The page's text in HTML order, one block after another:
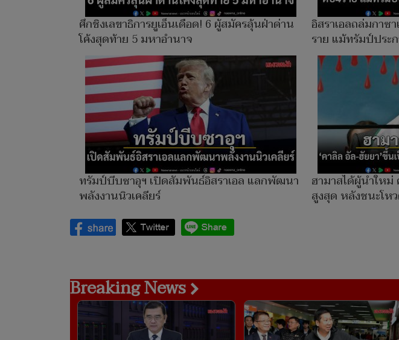
ศึกชิงเลขาธิการยูเอ็นเดือด! 6 ผู้สมัครลุ้นฝ่าด่าน
โค้งสุดท้าย 5 มหาอำนาจ
อิสราเอลถล่มกา
ราย แม้ทรัมป์ประ
ทรัมป์บีบซาอุฯ เปิดสัมพันธ์อิสราเอล แลกพัฒนา
พลังงานนิวเคลียร์
ฮามาสได้ผู้นำให
สูงสุด หลังชนะโห
Breaking News